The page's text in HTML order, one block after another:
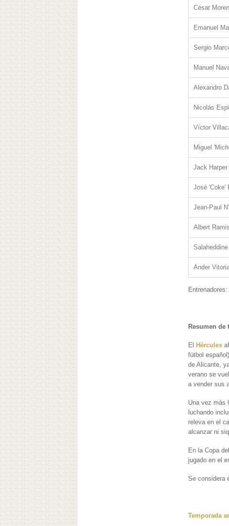
César
Emanuel
Sergio
Manuel
Alexandro
Nicolás
Víctor
Miguel
Jack Harper
José 'Coke'
Jean-Paul
Albert
Ander
Resumen de
El Hércules
fútbol
de Alicante,
verano se
a vender sus
Una vez más
luchando
releva en el
alcanzar ni
En la Copa
jugado en el
Se considera
Temporada